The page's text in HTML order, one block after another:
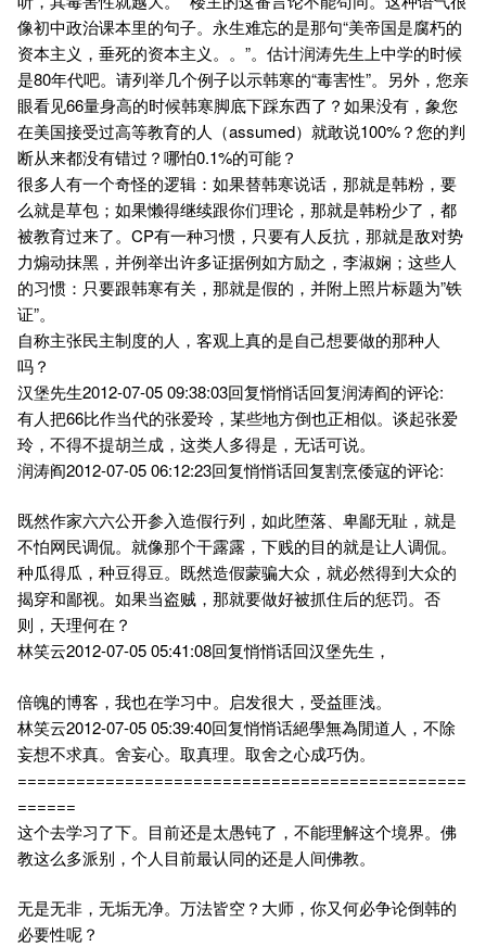
像初中政治课本里的句子。永生难忘的是那句“美帝国是腐朽的
资本主义，垂死的资本主义。。”。估计润涛先生上中学的时候
是80年代吧。请列举几个例子以示韩寒的“毒害性”。另外，您亲
眼看见66量身高的时候韩寒脚底下踩东西了？如果没有，象您
在美国接受过高等教育的人（assumed）就敢说100%？您的判
断从来都没有错过？哪怕0.1%的可能？
很多人有一个奇怪的逻辑：如果替韩寒说话，那就是韩粉，要
么就是草包；如果懒得继续跟你们理论，那就是韩粉少了，都
被教育过来了。CP有一种习惯，只要有人反抗，那就是敌对势
力煽动抹黑，并例举出许多证据例如方励之，李淑娴；这些人
的习惯：只要跟韩寒有关，那就是假的，并附上照片标题为”铁
证”。
自称主张民主制度的人，客观上真的是自己想要做的那种人
吗？
汉堡先生2012-07-05 09:38:03回复悄悄话回复润涛阎的评论:
有人把66比作当代的张爱玲，某些地方倒也正相似。谈起张爱
玲，不得不提胡兰成，这类人多得是，无话可说。
润涛阎2012-07-05 06:12:23回复悄悄话回复割烹倭寇的评论:
既然作家六六公开参入造假行列，如此堕落、卑鄙无耻，就是
不怕网民调侃。就像那个干露露，下贱的目的就是让人调侃。
种瓜得瓜，种豆得豆。既然造假蒙骗大众，就必然得到大众的
揭穿和鄙视。如果当盗贼，那就要做好被抓住后的惩罚。否
则，天理何在？
林笑云2012-07-05 05:41:08回复悄悄话回汉堡先生，
倍魄的博客，我也在学习中。启发很大，受益匪浅。
林笑云2012-07-05 05:39:40回复悄悄话絕學無為閒道人，不除
妄想不求真。舍妄心。取真理。取舍之心成巧伪。
==============================================
======
这个去学习了下。目前还是太愚钝了，不能理解这个境界。佛
教这么多派别，个人目前最认同的还是人间佛教。
无是无非，无垢无净。万法皆空？大师，你又何必争论倒韩的
必要性呢？